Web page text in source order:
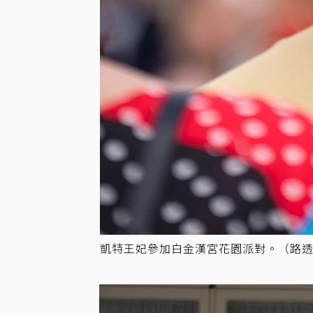
凱特王妃參加白金漢宮花園派對。（路